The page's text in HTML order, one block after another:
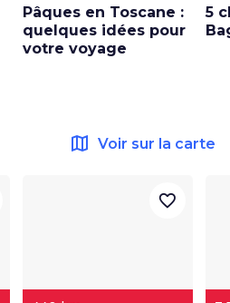
Pâques en Toscane :
quelques idées pour
votre voyage
5
map Voir sur la carte
favorite_border